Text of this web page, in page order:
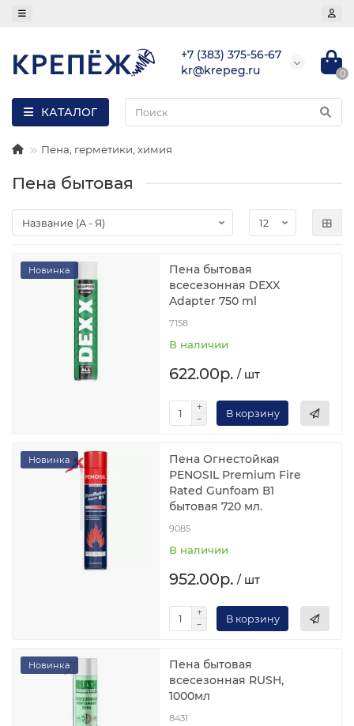
+7 (383) 375-56-67
kr@krepeg.ru
0
КАТАЛОГ
Пена, герметики, химия
Пена бытовая
Новинка
Пена бытовая
всесезонная DEXX
Adapter 750 ml
7158
В наличии
622.00р. / шт
В корзину
Новинка
Пена Огнестойкая
PENOSIL Premium Fire
Rated Gunfoam В1
бытовая 720 мл.
9085
В наличии
952.00р. / шт
В корзину
Новинка
Пена бытовая
всесезонная RUSH,
1000мл
8431